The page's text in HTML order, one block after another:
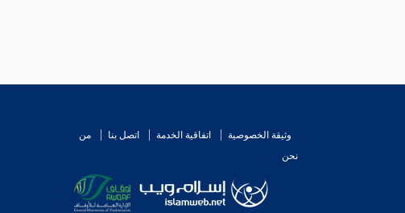
وثيقة الخصوصية اتفاقية الخدمة اتصل بنا
من
نحن